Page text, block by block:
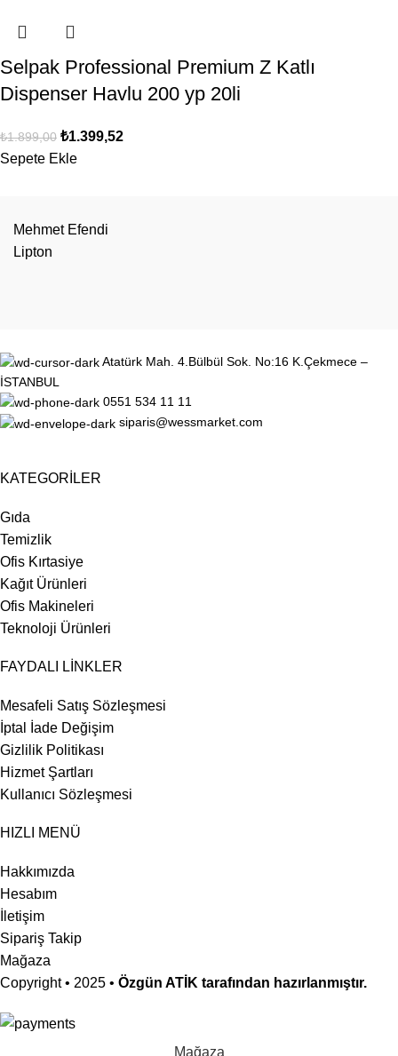
Selpak Professional Premium Z Katlı
Dispenser Havlu 200 yp 20li
₺1.899,00 ₺1.399,52
Sepete Ekle
Mehmet Efendi
Lipton
Atatürk Mah. 4.Bülbül Sok. No:16 K.Çekmece –
İSTANBUL
0551 534 11 11
siparis@wessmarket.com
KATEGORİLER
Gıda
Temizlik
Ofis Kırtasiye
Kağıt Ürünleri
Ofis Makineleri
Teknoloji Ürünleri
FAYDALI LİNKLER
Mesafeli Satış Sözleşmesi
İptal İade Değişim
Gizlilik Politikası
Hizmet Şartları
Kullanıcı Sözleşmesi
HIZLI MENÜ
Hakkımızda
Hesabım
İletişim
Sipariş Takip
Mağaza
Copyright• 2025 • Özgün ATİK tarafından hazırlanmıştır.
Mağaza